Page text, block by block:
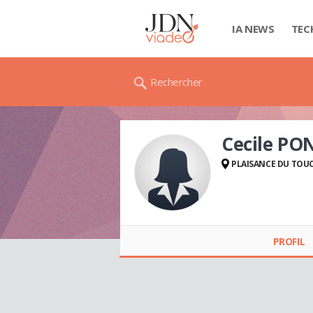
IA NEWS
Rechercher
Cecile
PLAISANCE DU
PROFIL